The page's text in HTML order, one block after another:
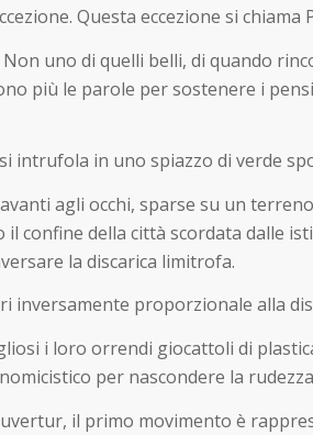
Questa eccezione si chiama
uno di quelli belli, di quando
più le parole per sostenere i
intrufola in uno spiazzo di verde
agli occhi, sparse su un
il confine della città scordata dalle
la discarica limitrofa.
inversamente proporzionale alla
i loro orrendi giocattoli di
per nascondere la rudezza
il primo movimento è